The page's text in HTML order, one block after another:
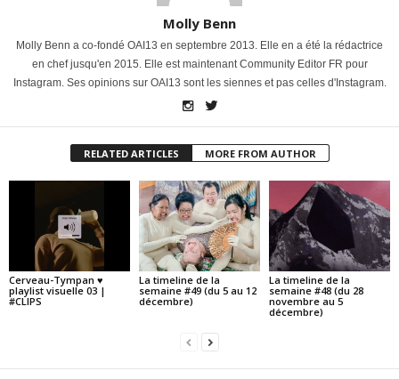
Molly Benn
Molly Benn a co-fondé OAI13 en septembre 2013. Elle en a été la rédactrice
en chef jusqu'en 2015. Elle est maintenant Community Editor FR pour
Instagram. Ses opinions sur OAI13 sont les siennes et pas celles d'Instagram.
RELATED ARTICLES MORE FROM AUTHOR
Cerveau-Tympan ♥
playlist visuelle 03 |
#CLIPS
La timeline de la
semaine #49 (du 5 au 12
décembre)
La timeline de la
semaine #48 (du 28
novembre au 5
décembre)